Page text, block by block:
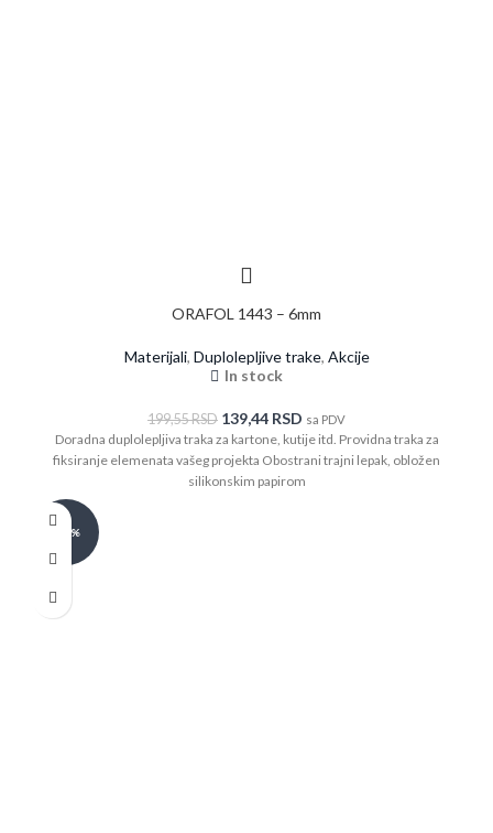
ORAFOL 1443 – 6mm
Materijali, Duplolepljive trake, Akcije
In stock
199,55RSD 139,44 RSD sa PDV
Doradna duplolepljiva traka za kartone, kutije itd. Providna traka za
fiksiranje elemenata vašeg projekta Obostrani trajni lepak, obložen
silikonskim papirom
-20%